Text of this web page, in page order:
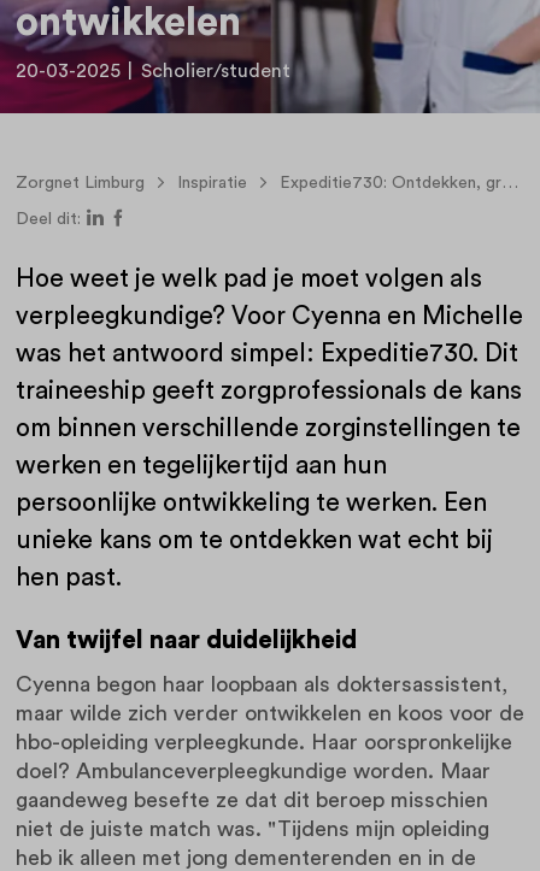
ontwikkelen
20-03-2025 Scholier/student
Zorgnet Limburg Inspiratie Expeditie730: Ontdekken, groeien en jezelf ontwikkelen
Deel dit:
Hoe weet je welk pad je moet volgen als
verpleegkundige? Voor Cyenna en Michelle
was het antwoord simpel: Expeditie730. Dit
traineeship geeft zorgprofessionals de kans
om binnen verschillende zorginstellingen te
werken en tegelijkertijd aan hun
persoonlijke ontwikkeling te werken. Een
unieke kans om te ontdekken wat echt bij
hen past.
Van twijfel naar duidelijkheid
Cyenna begon haar loopbaan als doktersassistent,
maar wilde zich verder ontwikkelen en koos voor de
hbo-opleiding verpleegkunde. Haar oorspronkelijke
doel? Ambulanceverpleegkundige worden. Maar
gaandeweg besefte ze dat dit beroep misschien
niet de juiste match was. "Tijdens mijn opleiding
heb ik alleen met jong dementerenden en in de